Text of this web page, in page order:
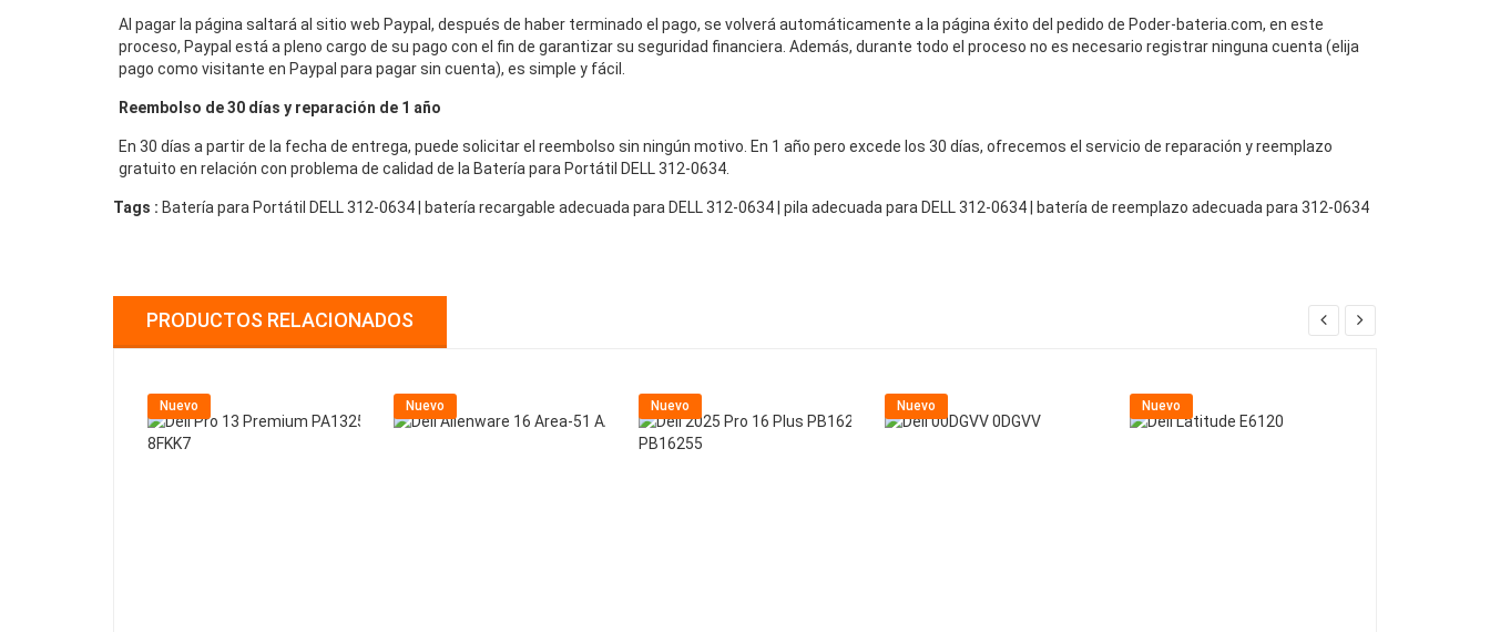
Al pagar la página saltará al sitio web Paypal, después de haber terminado el pago, se volverá automáticamente a la página éxito del pedido de Poder-bateria.com, en este
proceso, Paypal está a pleno cargo de su pago con el fin de garantizar su seguridad financiera. Además, durante todo el proceso no es necesario registrar ninguna cuenta (elija
pago como visitante en Paypal para pagar sin cuenta), es simple y fácil.
Reembolso de 30 días y reparación de 1 año
En 30 días a partir de la fecha de entrega, puede solicitar el reembolso sin ningún motivo. En 1 año pero excede los 30 días, ofrecemos el servicio de reparación y reemplazo
gratuito en relación con problema de calidad de la Batería para Portátil DELL 312-0634.
Tags : Batería para Portátil DELL 312-0634 | batería recargable adecuada para DELL 312-0634 | pila adecuada para DELL 312-0634 | batería de reemplazo adecuada para 312-0634
PRODUCTOS RELACIONADOS
Nuevo Nuevo Nuevo Nuevo Nuevo